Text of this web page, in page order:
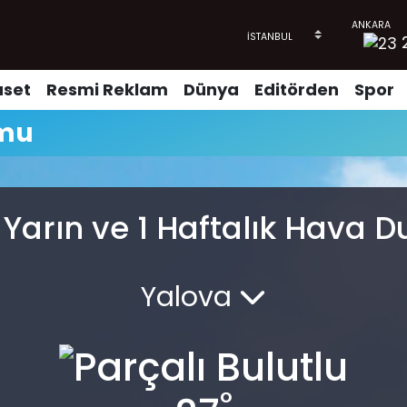
Resmi Reklam Dünya Editörden Spor
ve 1 Haftalık Hava
Yalova